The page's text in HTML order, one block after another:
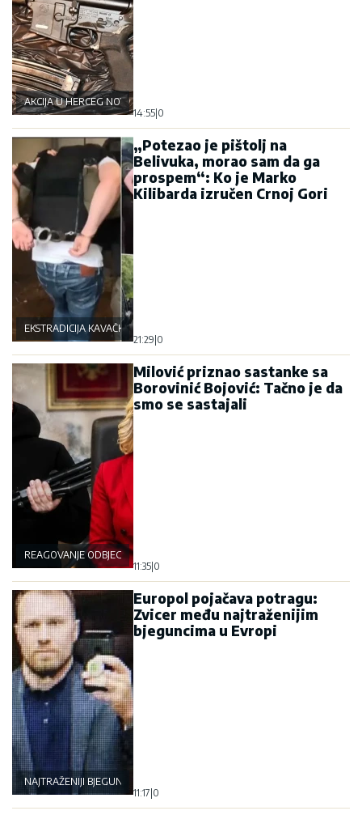
AKCIJA U HERCEG NOVOM I NIKŠIĆU
14:55 0
EKSTRADICIJA KAVAČKOG KLANA
„Potezao je pištolj na
Belivuka, morao sam da ga
prospem“: Ko je Marko
Kilibarda izručen Crnoj Gori
21:29 0
REAGOVANJE ODBJEGLOG POLICAJCA
Milović priznao sastanke sa
Borovinić Bojović: Tačno je da
smo se sastajali
11:35 0
NAJTRAŽENIJI BJEGUNCI
Europol pojačava potragu:
Zvicer među najtraženijim
bjeguncima u Evropi
11:17 0